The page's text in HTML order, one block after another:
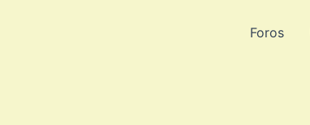
Foros